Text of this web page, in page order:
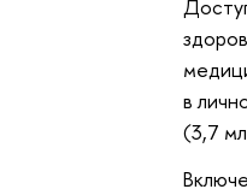
в
(3,7